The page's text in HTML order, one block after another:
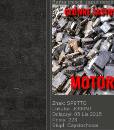
Barba crescit, caput nescit
Znak: SP9TTG
Lokator: JO90NT
Dołączył: 05 Lis 2015
Posty: 223
Skąd: Częstochowa